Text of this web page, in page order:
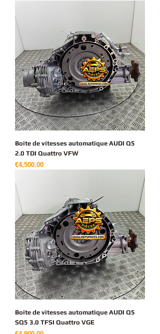
Boite de vitesses automatique AUDI Q5
2.0 TDI Quattro VFW
가격
€4,500.00
Boite de vitesses automatique AUDI Q5
SQ5 3.0 TFSI Quattro VGE